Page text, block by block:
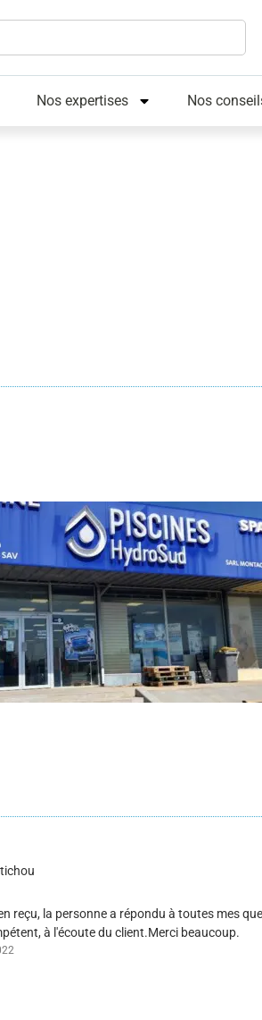
Nos expertises Nos
reçu, la personne a répondu à toutes mes
à l'écoute du client.Merci beaucoup.